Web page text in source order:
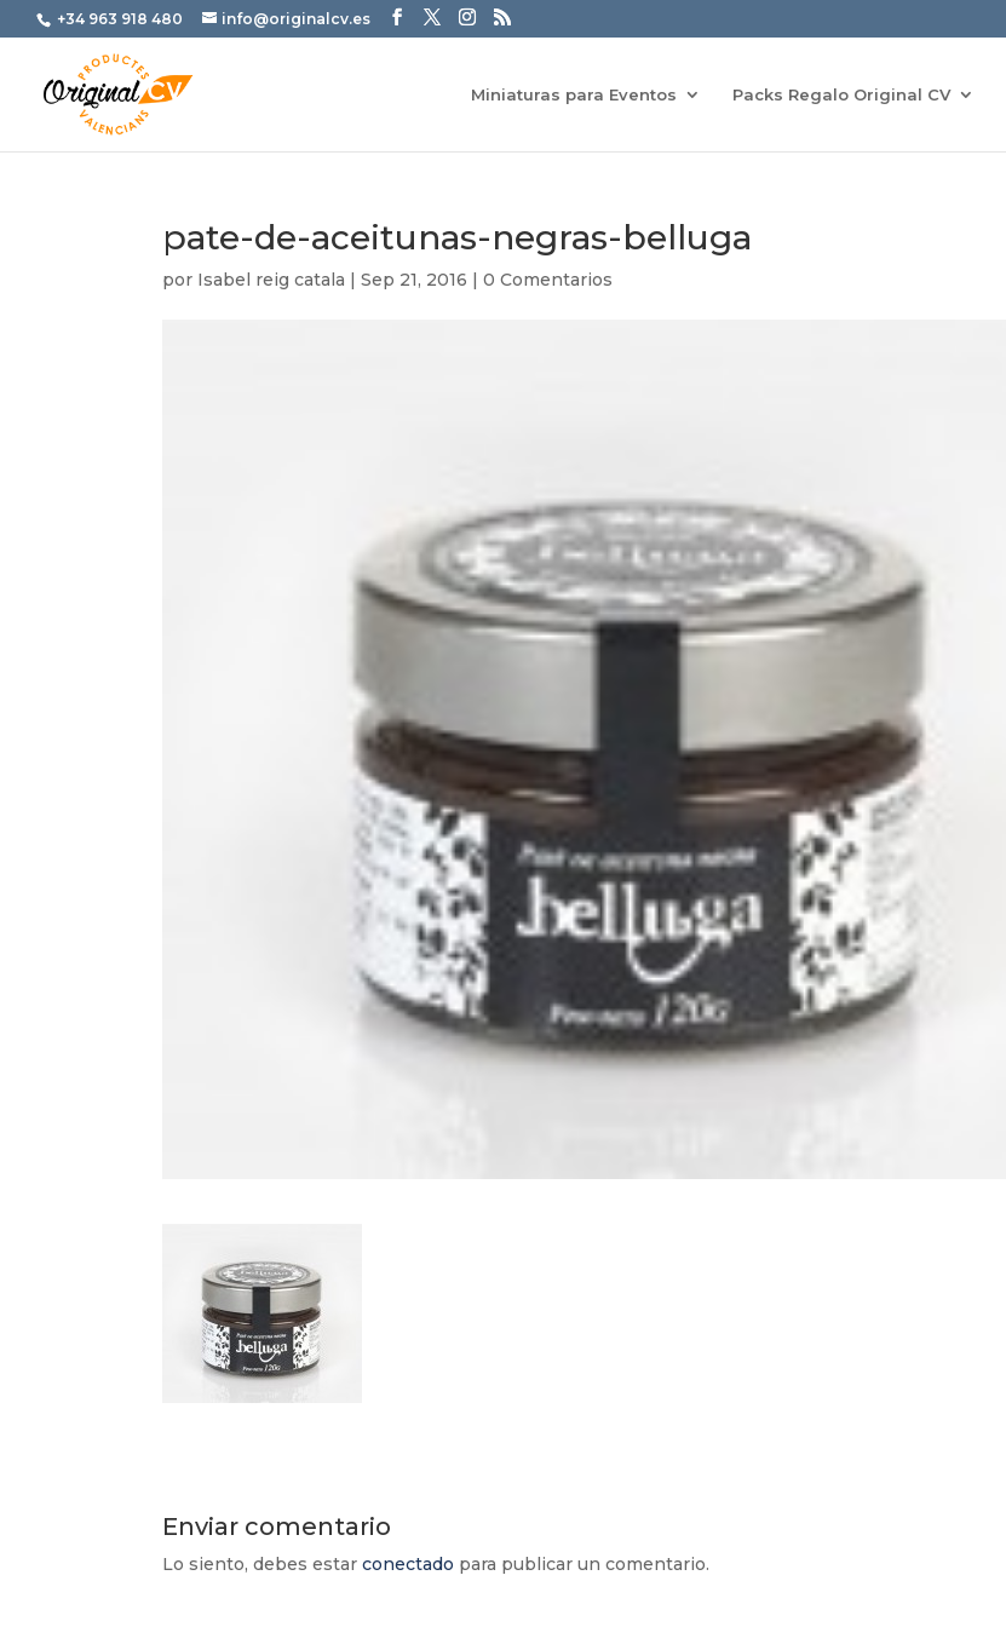
+34 963 918 480 info@originalcv.es
Miniaturas para Eventos Packs Regalo Original CV
pate-de-aceitunas-negras-belluga
por Isabel reig catala |Sep 21, 2016 |0 Comentarios
Enviar comentario
Lo siento, debes estarconectado para publicar un comentario.